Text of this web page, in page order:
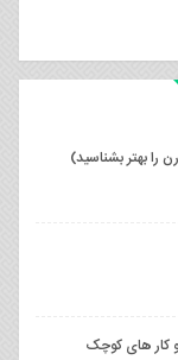
را بهتر بشناسید)